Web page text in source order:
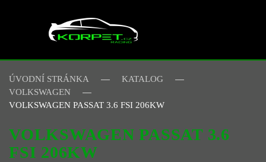
Skip to main content
ÚVODNÍ STRÁNKA
KATALOG
VOLKSWAGEN
VOLKSWAGEN PASSAT 3.6 FSI 206KW
VOLKSWAGEN PASSAT 3.6
FSI 206KW